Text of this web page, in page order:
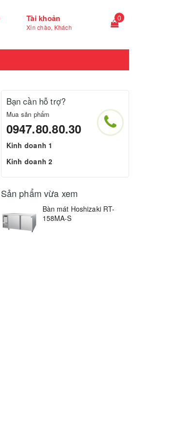
Tài khoản
Xin chào, Khách
0
Bạn cần hỗ trợ?
Mua sản phẩm
0947.80.80.30
Kinh doanh 1
Kinh doanh 2
Sản phẩm vừa xem
Bàn mát Hoshizaki RT-
158MA-S